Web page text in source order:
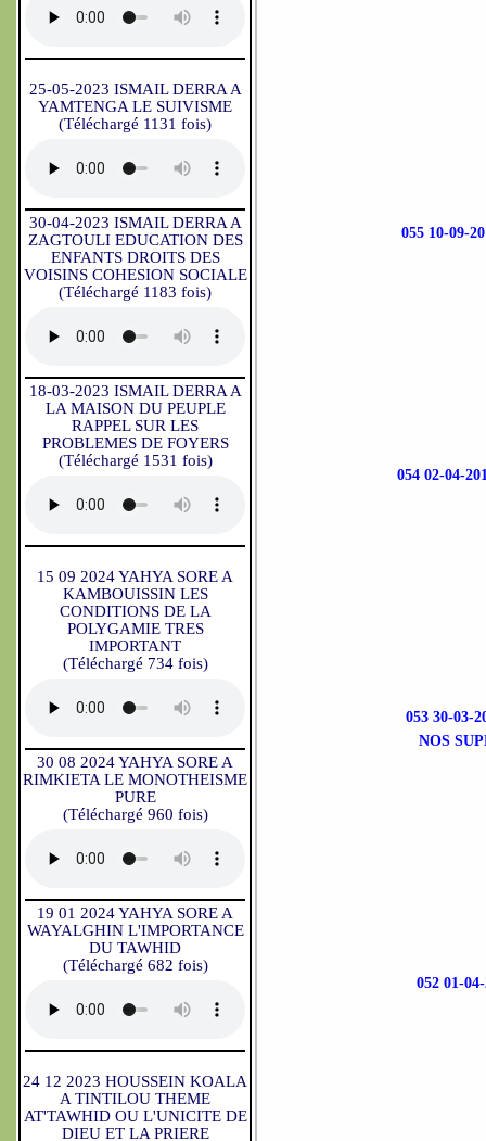
25-05-2023 ISMAIL DERRA A
YAMTENGA LE SUIVISME
(Téléchargé 1131 fois)
30-04-2023 ISMAIL DERRA A
ZAGTOULI EDUCATION DES
ENFANTS DROITS DES
VOISINS COHESION SOCIALE
(Téléchargé 1183 fois)
18-03-2023 ISMAIL DERRA A
LA MAISON DU PEUPLE
RAPPEL SUR LES
PROBLEMES DE FOYERS
(Téléchargé 1531 fois)
15 09 2024 YAHYA SORE A
KAMBOUISSIN LES
CONDITIONS DE LA
POLYGAMIE TRES
IMPORTANT
(Téléchargé 734 fois)
30 08 2024 YAHYA SORE A
RIMKIETA LE MONOTHEISME
PURE
(Téléchargé 960 fois)
19 01 2024 YAHYA SORE A
WAYALGHIN L'IMPORTANCE
DU TAWHID
(Téléchargé 682 fois)
24 12 2023 HOUSSEIN KOALA
A TINTILOU THEME
AT'TAWHID OU L'UNICITE DE
DIEU ET LA PRIERE
055 10-09-
054 02-04-
053 30-03-
NOS
052 01-